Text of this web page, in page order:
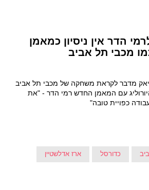
הדר אין ניסיון כמאמן
מכבי תל אביב
מדבר לקראת משחקה של מכבי תל אביב
עם המאמן החדש רמי הדר - "את
כפויית טובה"
כדורסל ארז אדלשטיין